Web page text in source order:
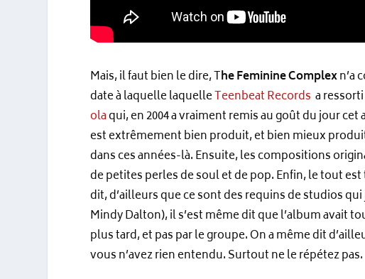
Mais, il faut bien le dire, The Feminine Complexn’a
date à laquelle laquelleTeenbeat Records a ressorti
olaqui, en 2004 a vraiment remis au goût du jour
est extrêmement bien produit, et bien mieux
dans ces années-là. Ensuite, les compositions
de petites perles de soul et de pop. Enfin, le tout
dit, d’ailleurs que ce sont des requins de studios
Mindy Dalton), il s’est même dit que l’album avait
plus tard, et pas par le groupe. On a même dit
vous n’avez rien entendu. Surtout ne le répétez pas.